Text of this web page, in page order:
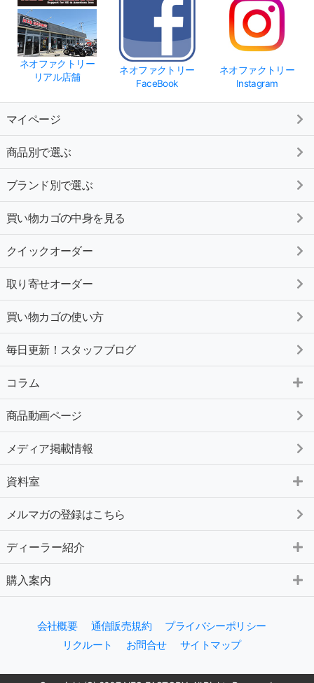
ネオファクトリー
リアル店舗
ネオファクトリー
FaceBook
ネオファクトリー
Instagram
マイページ
商品別で選ぶ
ブランド別で選ぶ
買い物カゴの中身を見る
クイックオーダー
取り寄せオーダー
買い物カゴの使い方
毎日更新！スタッフブログ
コラム
商品動画ページ
メディア掲載情報
資料室
メルマガの登録はこちら
ディーラー紹介
購入案内
会社概要 通信販売規約
プライバシーポリシー
リクルート
お問合せ サイトマップ